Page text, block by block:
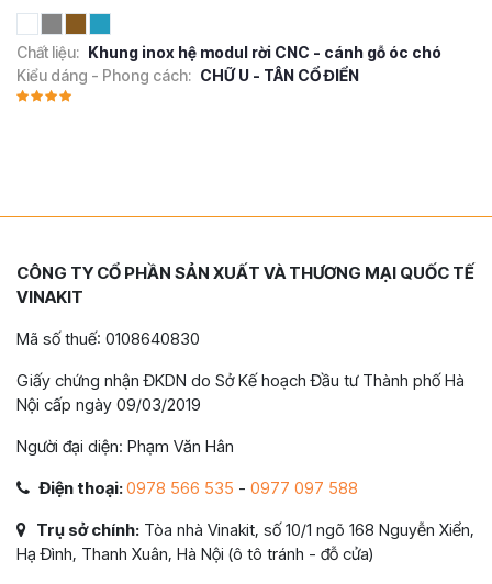
Chất liệu: Khung inox hệ modul rời CNC - cánh gỗ óc chó
Kiểu dáng - Phong cách: CHỮ U - TÂN CỔ ĐIỂN
CÔNG TY CỔ PHẦN SẢN XUẤT VÀ THƯƠNG MẠI QUỐC TẾ
VINAKIT
Mã số thuế: 0108640830
Giấy chứng nhận ĐKDN do Sở Kế hoạch Đầu tư Thành phố Hà
Nội cấp ngày 09/03/2019
Người đại diện: Phạm Văn Hân
Điện thoại:0978 566 535 - 0977 097 588
Trụ sở chính: Tòa nhà Vinakit, số 10/1 ngõ 168 Nguyễn Xiển,
Hạ Đình, Thanh Xuân, Hà Nội (ô tô tránh - đỗ cửa)